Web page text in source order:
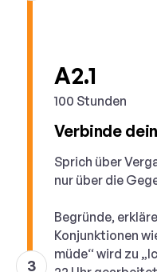
A2.1
100 Stunden
3
Verbinde
Sprich über
nur über die
Begründe,
Konjunktionen
müde“ wird zu